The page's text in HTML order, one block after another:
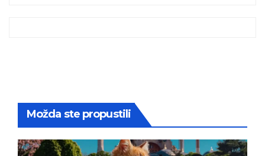
Možda ste propustili